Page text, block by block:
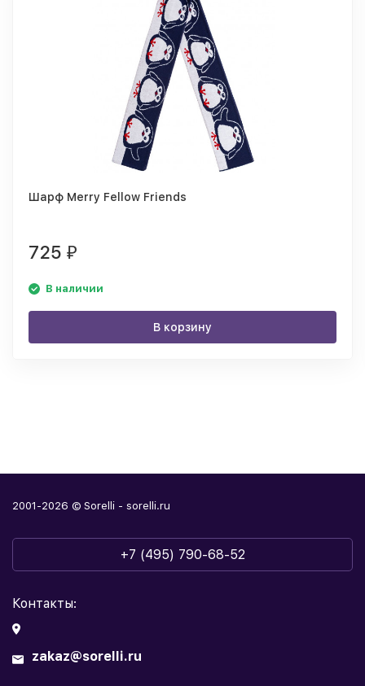
Шарф Merry Fellow Friends
725 ₽
В наличии
В корзину
2001-2026 © Sorelli - sorelli.ru
+7 (495) 790-68-52
Контакты:
zakaz@sorelli.ru